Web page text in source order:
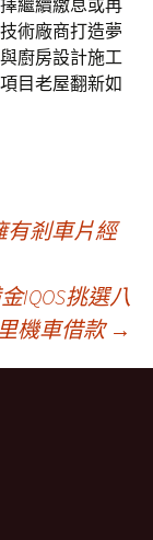
繼續繳息或再
術廠商打造夢
廚房設計施工
項目老屋翻新如
有剎車片經
IQOS挑選八
機車借款 →